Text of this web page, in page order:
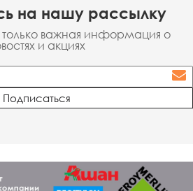
на нашу рассылку
важная информация о
и акциях